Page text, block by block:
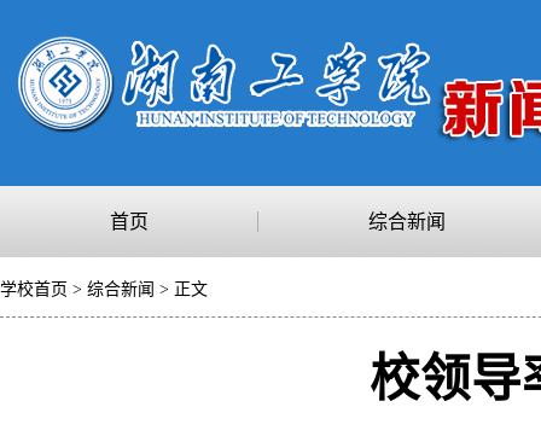
首页 综合新闻
学校首页 > 综合新闻 > 正文
校领导